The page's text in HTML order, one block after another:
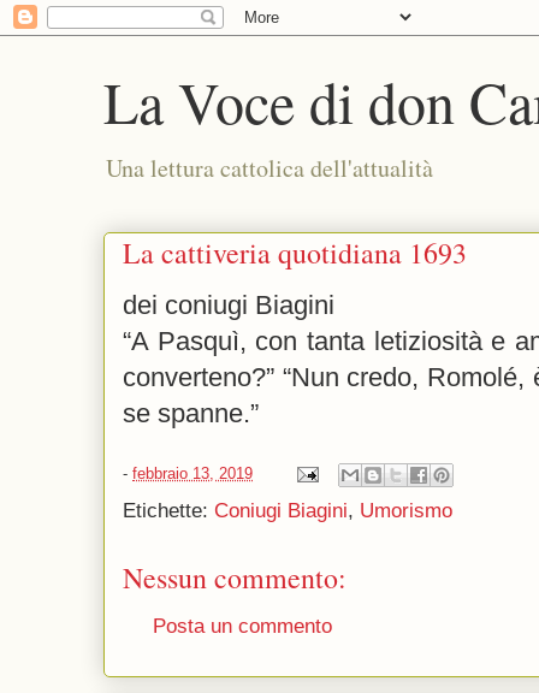
La Voce di don
Una lettura cattolica dell'attualità
La cattiveria quotidiana 1693
dei coniugi Biagini
“A Pasquì, con tanta letiziosità e
converteno?” “Nun credo,
se spanne.”
- febbraio 13, 2019
Etichette: Coniugi Biagini, Umorismo
Nessun commento:
Posta un commento